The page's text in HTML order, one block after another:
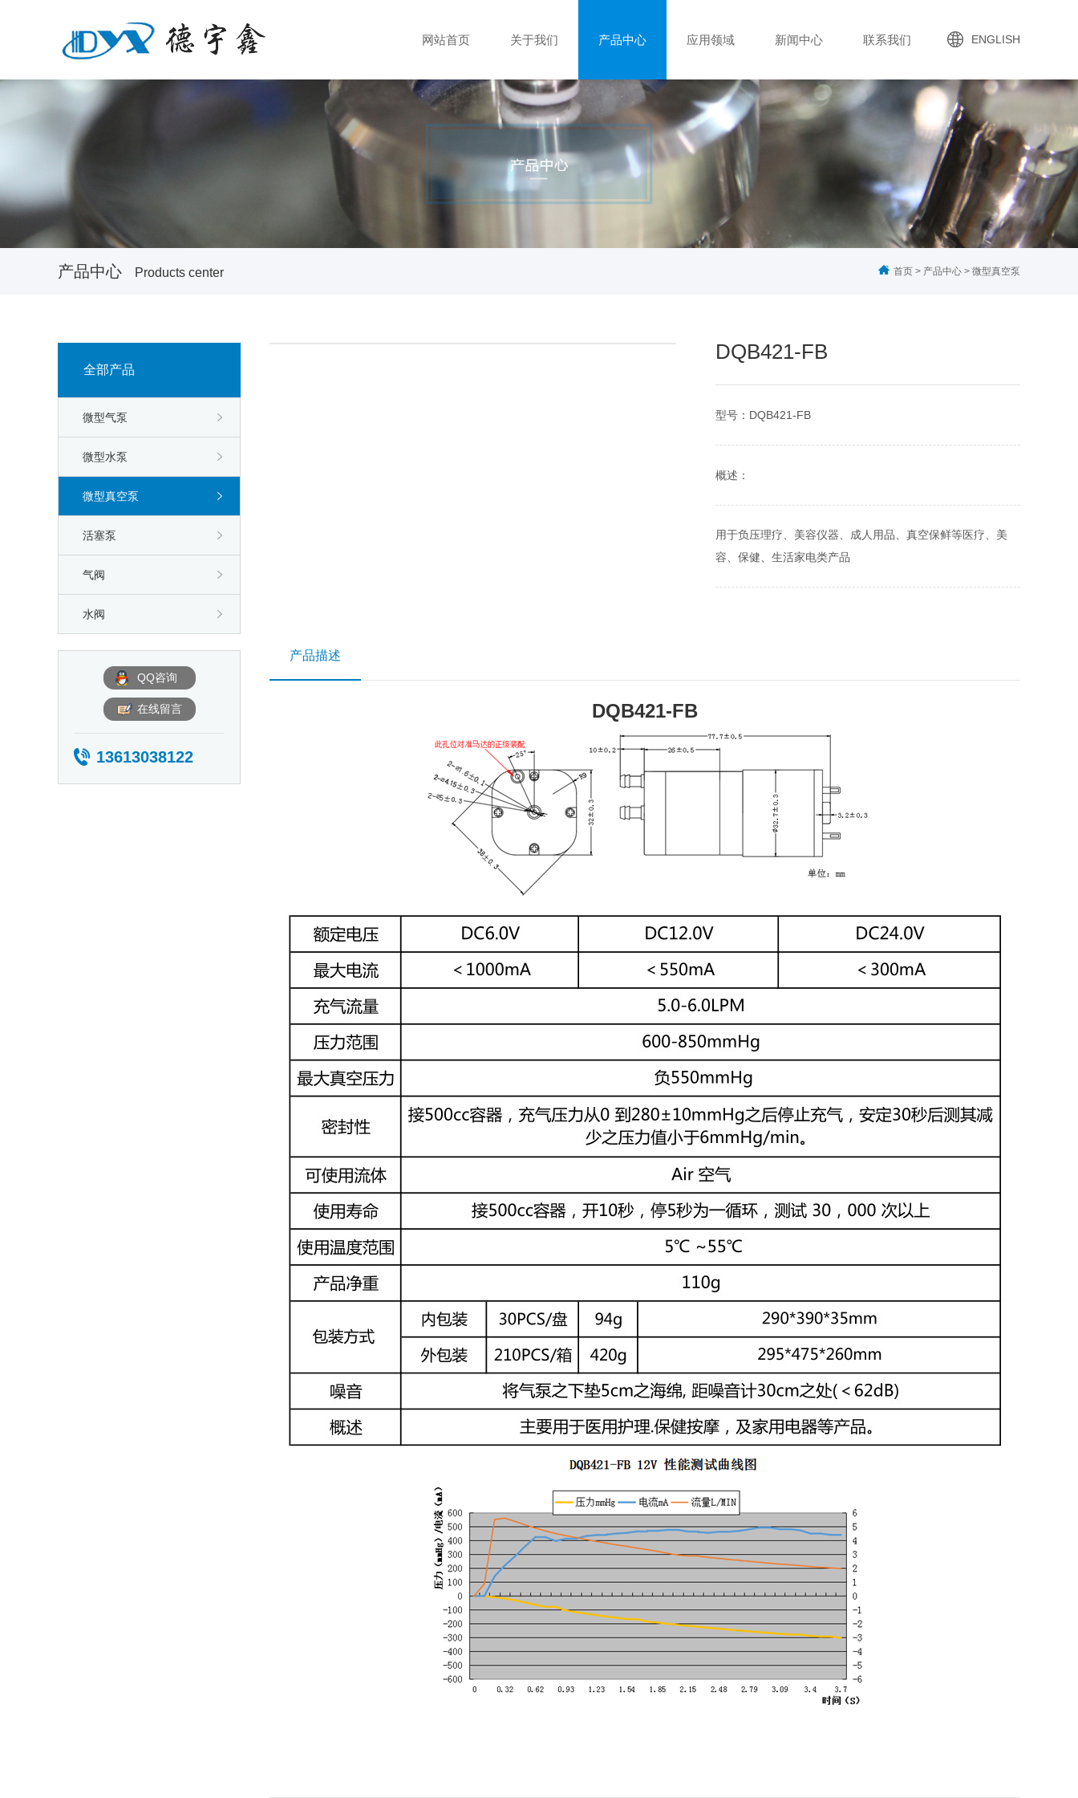
ENGLISH
网站首页 关于我们 产品中心 应用领域 新闻中心 联系我们
产品中心 Products center 首页 > 产品中心 > 微型真空泵
全部产品
微型气泵
微型水泵
微型真空泵
活塞泵
气阀
水阀
QQ咨询
在线留言
13613038122
DQB421-FB
型号：DQB421-FB
概述：
用于负压理疗、美容仪器、成人用品、真空保鲜等医疗、美
容、保健、生活家电类产品
产品描述
DQB421-FB